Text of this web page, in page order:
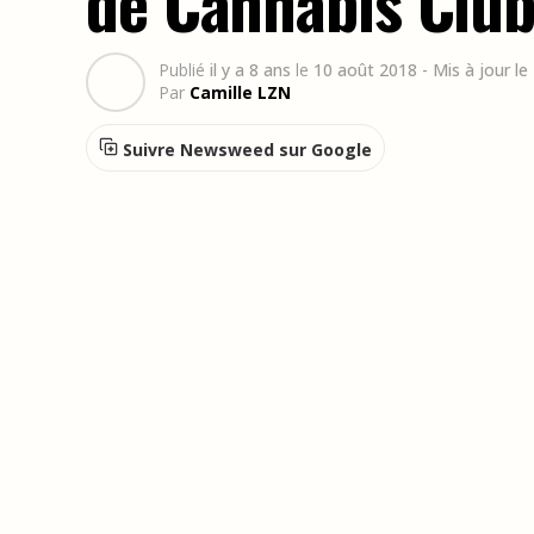
Publié il y a 8 ans le 10 août 2018 - Mis à jour
Par Camille LZN
Suivre Newsweed sur Google